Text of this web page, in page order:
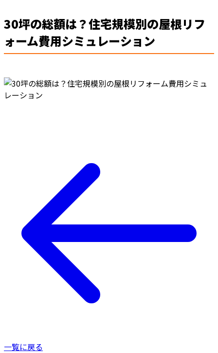
30坪の総額は？住宅規模別の屋根リフ
ォーム費用シミュレーション
一覧に戻る